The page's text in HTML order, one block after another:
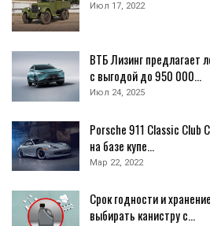
Июл 17, 2022
ВТБ Лизинг предлагает
с выгодой до 950 000…
Июл 24, 2025
Porsche 911 Classic Club
на базе купе…
Мар 22, 2022
Срок годности и
выбирать канистру с…